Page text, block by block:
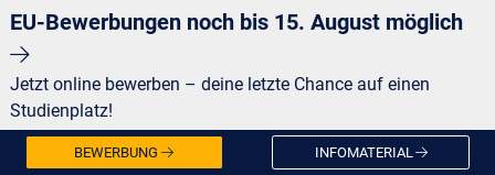
EU-Bewerbungen noch bis 15. August möglich
Jetzt online bewerben – deine letzte Chance auf einen
Studienplatz!
BEWERBUNG INFOMATERIAL